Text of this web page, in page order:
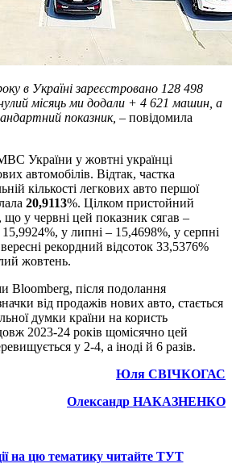
в Україні зареєстровано 128 498
місяць ми додали + 4 621 машин, а
показник, – повідомила
України у жовтні українці
автомобілів. Відтак, частка
кількості легкових авто першої
20,9113%. Цілком пристойний
у червні цей показник сягав –
у липні – 15,4698%, у серпні
рекордний відсоток 33,5376%
жовтень.
Bloomberg, після подолання
від продажів нових авто, стається
думки країни на користь
2023-24 років щомісячно цей
у 2-4, а іноді й 6 разів.
Юля СВІЧКОГАС
Олександр НАКАЗНЕНКО
на цю тематику читайте ТУТ